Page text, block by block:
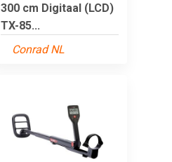
300 cm Digitaal (LCD)
TX-85...
Conrad NL